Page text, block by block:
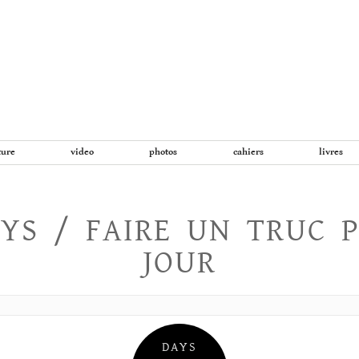
video photos cahiers livres
/ FAIRE UN TRUC
JOUR
DAYS